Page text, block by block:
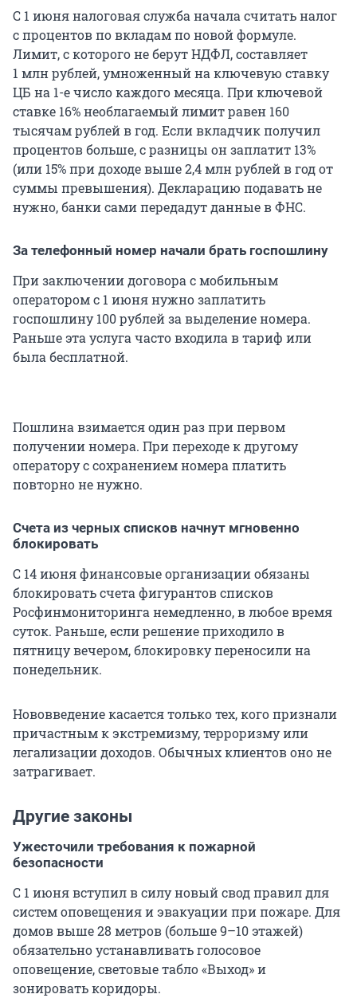
С 1 июня налоговая служба начала считать налог
с процентов по вкладам по новой формуле.
Лимит, с которого не берут НДФЛ, составляет
1 млн рублей, умноженный на ключевую ставку
ЦБ на 1-е число каждого месяца. При ключевой
ставке 16% необлагаемый лимит равен 160
тысячам рублей в год. Если вкладчик получил
процентов больше, с разницы он заплатит 13%
(или 15% при доходе выше 2,4 млн рублей в год от
суммы превышения). Декларацию подавать не
нужно, банки сами передадут данные в ФНС.
За телефонный номер начали брать госпошлину
При заключении договора с мобильным
оператором с 1 июня нужно заплатить
госпошлину 100 рублей за выделение номера.
Раньше эта услуга часто входила в тариф или
была бесплатной.
Пошлина взимается один раз при первом
получении номера. При переходе к другому
оператору с сохранением номера платить
повторно не нужно.
Счета из черных списков начнут мгновенно
блокировать
С 14 июня финансовые организации обязаны
блокировать счета фигурантов списков
Росфинмониторинга немедленно, в любое время
суток. Раньше, если решение приходило в
пятницу вечером, блокировку переносили на
понедельник.
Нововведение касается только тех, кого признали
причастным к экстремизму, терроризму или
легализации доходов. Обычных клиентов оно не
затрагивает.
Другие законы
Ужесточили требования к пожарной
безопасности
С 1 июня вступил в силу новый свод правил для
систем оповещения и эвакуации при пожаре. Для
домов выше 28 метров (больше 9–10 этажей)
обязательно устанавливать голосовое
оповещение, световые табло «Выход» и
зонировать коридоры.